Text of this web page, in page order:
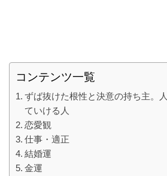
コンテンツ一覧
ずば抜けた根性と決意の持ち主。
ていける人
恋愛観
仕事・適正
結婚運
金運